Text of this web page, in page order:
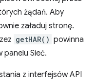
żądań. Aby
załaduj stronę.
getHAR() powinna
panelu Sieć.
z interfejsów API